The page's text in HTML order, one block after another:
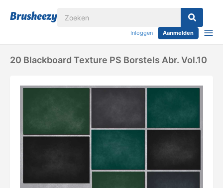
Inloggen Aanmelden
20 Blackboard Texture PS Borstels Abr. Vol.10